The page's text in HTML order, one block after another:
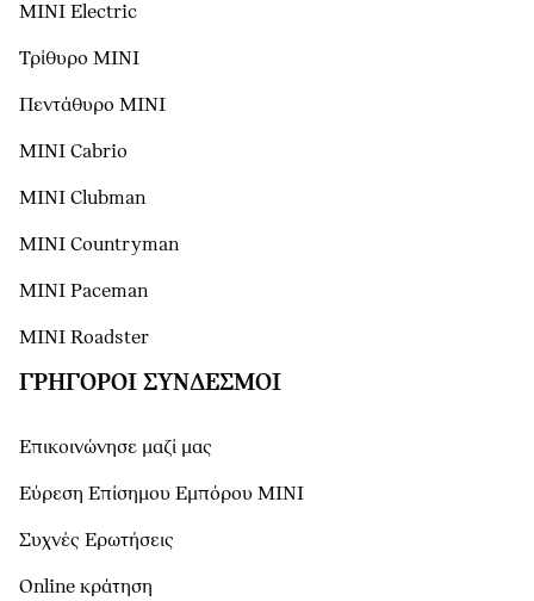
MINI Electric
Τρίθυρο MINI
Πεντάθυρο MINI
MINI Cabrio
MINI Clubman
MINI Countryman
MINI Paceman
MINI Roadster
ΓΡΉΓΟΡΟΙ ΣΎΝΔΕΣΜΟΙ
Επικοινώνησε μαζί μας
Εύρεση Επίσημου Εμπόρου ΜΙΝΙ
Συχνές Ερωτήσεις
Online κράτηση